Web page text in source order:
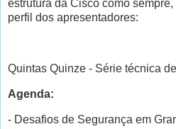
estrutura da Cisco como
perfil dos apresentadores:
Quintas Quinze - Série técnica
Agenda:
- Desafios de Segurança em